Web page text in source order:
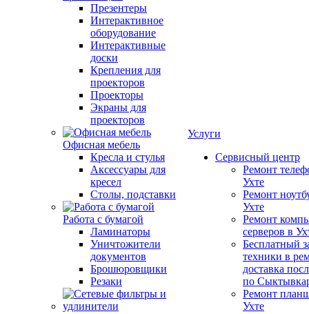
Презентеры
Интерактивное
оборудование
Интерактивные
доски
Крепления для
проекторов
Проекторы
Экраны для
проекторов
Офисная мебель
Кресла и стулья
Аксессуары для
кресел
Столы, подставки
Работа с бумагой
Ламинаторы
Уничтожители
документов
Брошюровщики
Резаки
Услуги
Сервисный центр
Ремонт
Ухте
Ремонт
Ухте
Ремонт
серверов в
Бесплатный
техники в
доставка
по
Ремонт
Ухте